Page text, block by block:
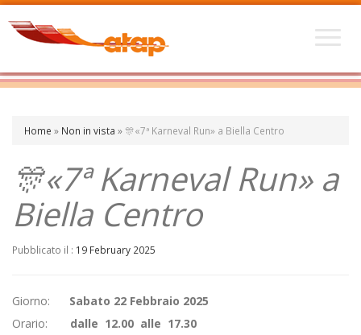
Home » Non in vista »🎊«7ª Karneval Run» a Biella Centro
🎊«7ª Karneval Run» a
Biella Centro
Pubblicato il : 19 February 2025
Giorno: Sabato 22 Febbraio 2025
Orario: dalle 12.00 alle 17.30